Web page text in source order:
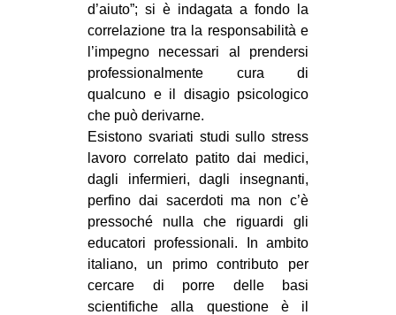
ANTIFASCISMO
DIRITTO ALL’ABITARE
GENERI
MIGRAZIONI
PRECARIATO
REPRESSIONE
STUDENTI
ARTE
CINEMA
d’aiuto”; si è indagata a fondo la
correlazione tra la responsabilità e
l’impegno necessari al prendersi
professionalmente cura di
qualcuno e il disagio psicologico
che può derivarne.
Esistono svariati studi sullo stress
lavoro correlato patito dai medici,
dagli infermieri, dagli insegnanti,
perfino dai sacerdoti ma non c’è
pressoché nulla che riguardi gli
educatori professionali. In ambito
italiano, un primo contributo per
cercare di porre delle basi
scientifiche alla questione è il